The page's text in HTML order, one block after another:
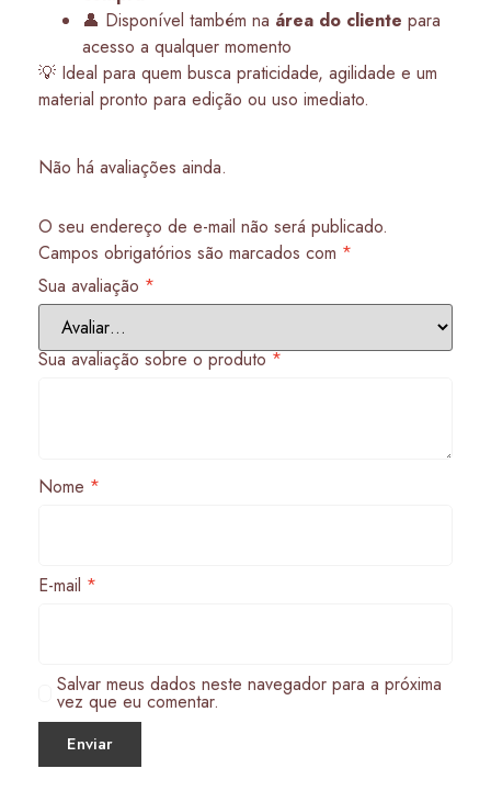
👤 Disponível também na área do cliente para
acesso a qualquer momento
💡 Ideal para quem busca praticidade, agilidade e um
material pronto para edição ou uso imediato.
Não há avaliações ainda.
O seu endereço de e-mail não será publicado.
Campos obrigatórios são marcados com *
Sua avaliação *
Sua avaliação sobre o produto*
Nome *
E-mail *
Salvar meus dados neste navegador para a próxima
vez que eu comentar.